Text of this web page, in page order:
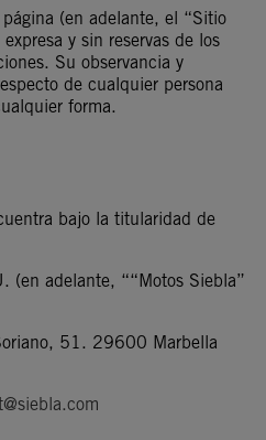
(en adelante, el “Sitio
y sin reservas de los
Su observancia y
de cualquier persona
forma.
bajo la titularidad de
(en adelante, ““Motos Siebla”
51. 29600 Marbella